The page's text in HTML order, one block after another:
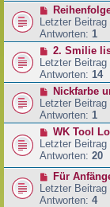
Letzter
Antworten: 1
2. Smilie
Letzter
Antworten: 14
Nickfarbe
Letzter
Antworten: 1
WK Tool
Letzter
Antworten: 20
Für
Letzter
Antworten: 4